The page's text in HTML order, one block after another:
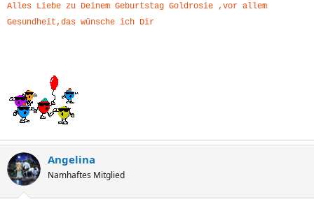
Alles Liebe zu Deinem Geburtstag Goldrosie ,vor allem
Gesundheit,das wünsche ich Dir
Angelina
Namhaftes Mitglied